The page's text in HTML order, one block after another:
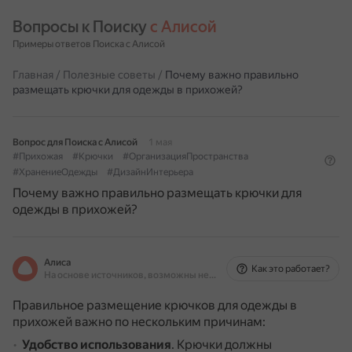
Вопросы к Поиску с Алисой
Примеры ответов Поиска с Алисой
Главная / Полезные советы / Почему важно правильно
размещать крючки для одежды в прихожей?
Вопрос для Поиска с Алисой
1 мая
#Прихожая
#Крючки
#ОрганизацияПространства
#ХранениеОдежды
#ДизайнИнтерьера
Почему важно правильно размещать крючки для
одежды в прихожей?
Алиса
На основе источников, возможны неточности
Как это работает?
Правильное размещение крючков для одежды в
прихожей важно по нескольким причинам:
Удобство использования. Крючки должны